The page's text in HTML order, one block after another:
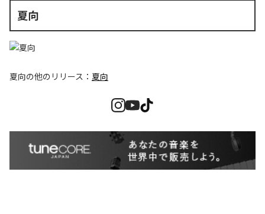
夏向
夏向の他のリリース： 夏向